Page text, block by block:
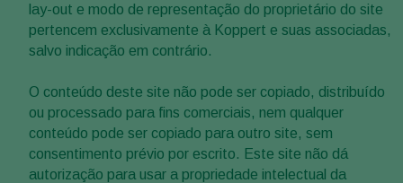
lay-out e modo de representação do proprietário do site
pertencem exclusivamente à Koppert e suas associadas,
salvo indicação em contrário.
O conteúdo deste site não pode ser copiado, distribuído
ou processado para fins comerciais, nem qualquer
conteúdo pode ser copiado para outro site, sem
consentimento prévio por escrito. Este site não dá
autorização para usar a propriedade intelectual da